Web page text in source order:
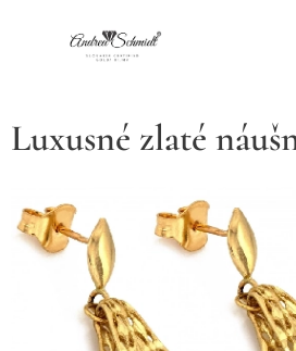
Luxusné zlaté